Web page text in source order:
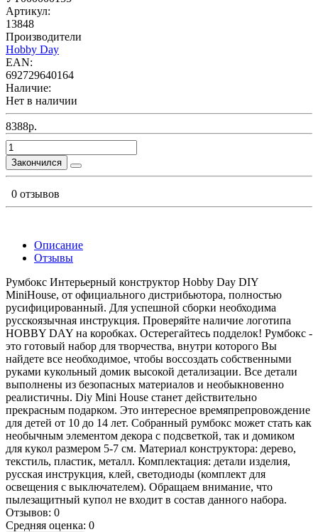
Артикул:
13848
Производители
Hobby Day
EAN:
692729640164
Наличие:
Нет в наличии
8388р.
Закончился
0 отзывов
Описание
Отзывы
Румбокс Интерьерный конструктор Hobby Day DIY
MiniHouse, от официального дистрибьютора, полностью
русифицированный. Для успешной сборки необходима
русскоязычная инструкция. Проверяйте наличие логотипа
HOBBY DAY на коробках. Остерегайтесь подделок! Румбокс -
это готовый набор для творчества, внутри которого Вы
найдете все необходимое, чтобы воссоздать собственными
руками кукольный домик высокой детализации. Все детали
выполнены из безопасных материалов и необыкновенно
реалистичны. Diy Mini House станет действительно
прекрасным подарком. Это интересное времяпрепровождение
для детей от 10 до 14 лет. Собранный румбокс может стать как
необычным элементом декора с подсветкой, так и домиком
для кукол размером 5-7 см. Материал конструктора: дерево,
текстиль, пластик, металл. Комплектация: детали изделия,
русская инструкция, клей, светодиоды (комплект для
освещения с выключателем). Обращаем внимание, что
пылезащитный купол не входит в состав данного набора.
Отзывов: 0
Средняя оценка: 0